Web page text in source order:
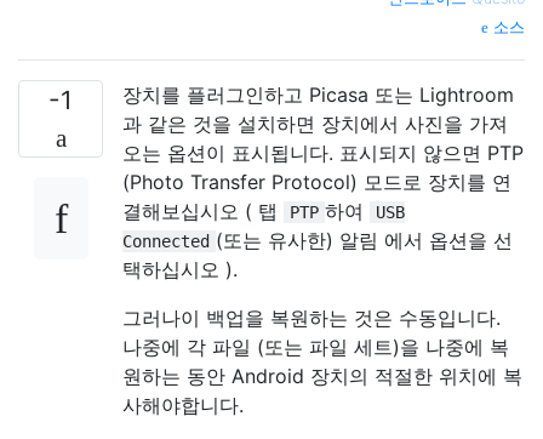
소스
-1
장치를 플러그인하고 Picasa 또는 Lightroom
과 같은 것을 설치하면 장치에서 사진을 가져
오는 옵션이 표시됩니다. 표시되지 않으면 PTP
(Photo Transfer Protocol) 모드로 장치를 연
결해보십시오 ( 탭
PTP 하여
USB
Connected (또는 유사한) 알림 에서 옵션을 선
택하십시오 ).
그러나이 백업을 복원하는 것은 수동입니다.
나중에 각 파일 (또는 파일 세트)을 나중에 복
원하는 동안 Android 장치의 적절한 위치에 복
사해야합니다.